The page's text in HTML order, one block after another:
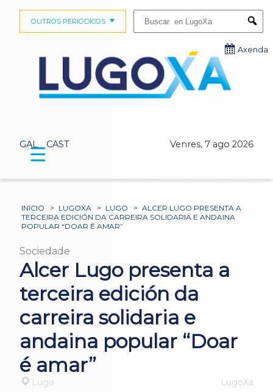
GAL CAST Venres, 7 ago 2026
OUTROS PERIÓDICOS
Axenda
☰
INICIO > LUGOXA > LUGO > ALCER LUGO PRESENTA A
TERCEIRA EDICIÓN DA CARREIRA SOLIDARIA E ANDAINA
POPULAR “DOAR É AMAR”
Sociedade
Alcer Lugo presenta a
terceira edición da
carreira solidaria e
andaina popular “Doar
é amar”
Lugo LugoXa